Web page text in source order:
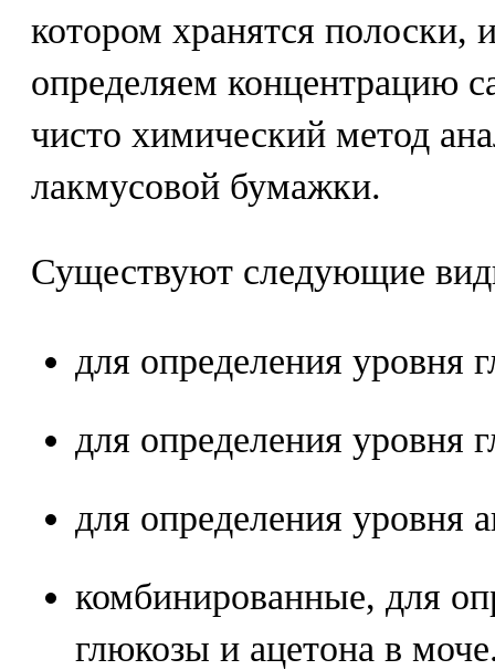
котором хранятся полоски,
определяем концентрацию
чисто химический метод
лакмусовой бумажки.
Существуют следующие
для определения уровня
для определения уровня
для определения уровня
комбинированные, для
глюкозы и ацетона в